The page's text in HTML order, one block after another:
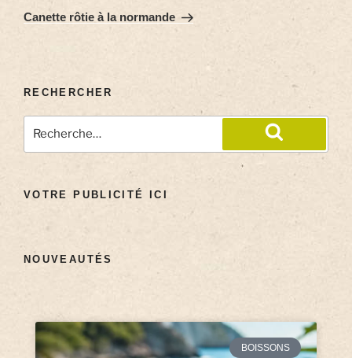
Canette rôtie à la normande
RECHERCHER
VOTRE PUBLICITÉ ICI
NOUVEAUTÉS
BOISSONS